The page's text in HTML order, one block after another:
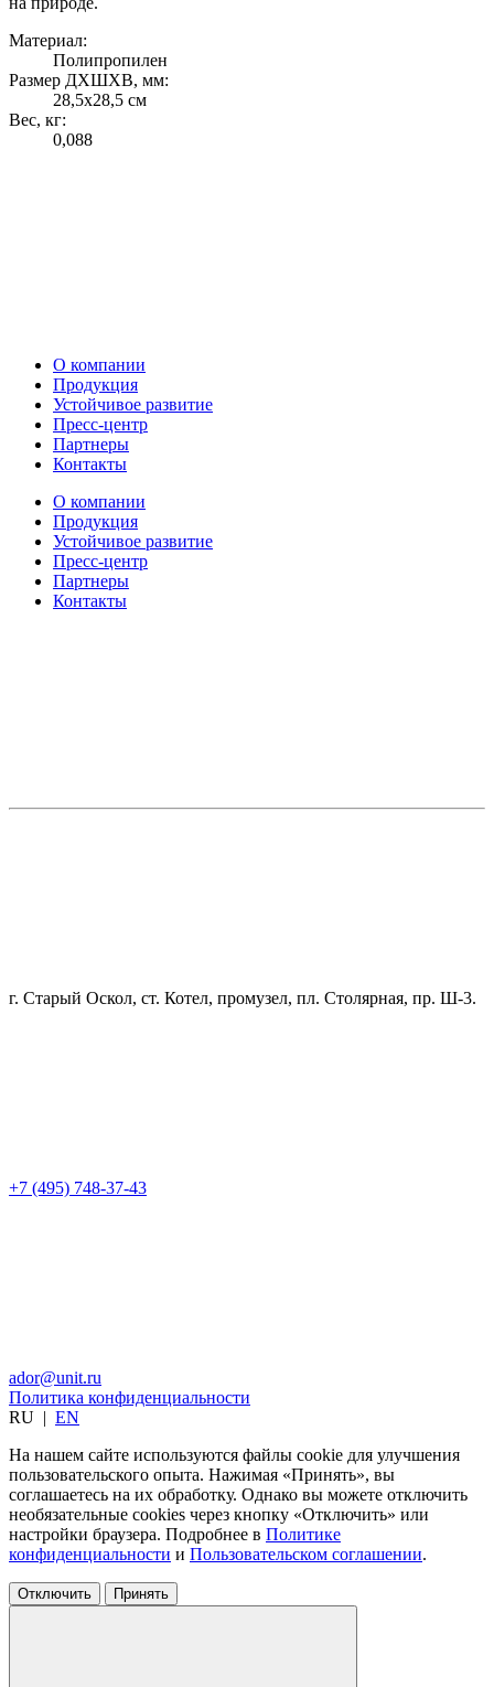
Материал:
Полипропилен
Размер ДХШХВ, мм:
28,5х28,5 см
Вес, кг:
0,088
О компании
Продукция
Устойчивое развитие
Пресс-центр
Партнеры
Контакты
О компании
Продукция
Устойчивое развитие
Пресс-центр
Партнеры
Контакты
г. Старый Оскол, ст. Котел, промузел, пл. Столярная, пр. Ш-3.
+7 (495) 748-37-43
ador@unit.ru
Политика конфиденциальности
RU | EN
На нашем сайте используются файлы cookie для улучшения
пользовательского опыта. Нажимая «Принять», вы
соглашаетесь на их обработку. Однако вы можете отключить
необязательные cookies через кнопку «Отключить» или
настройки браузера. Подробнее в Политике
конфиденциальности и Пользовательском соглашении.
Отключить Принять